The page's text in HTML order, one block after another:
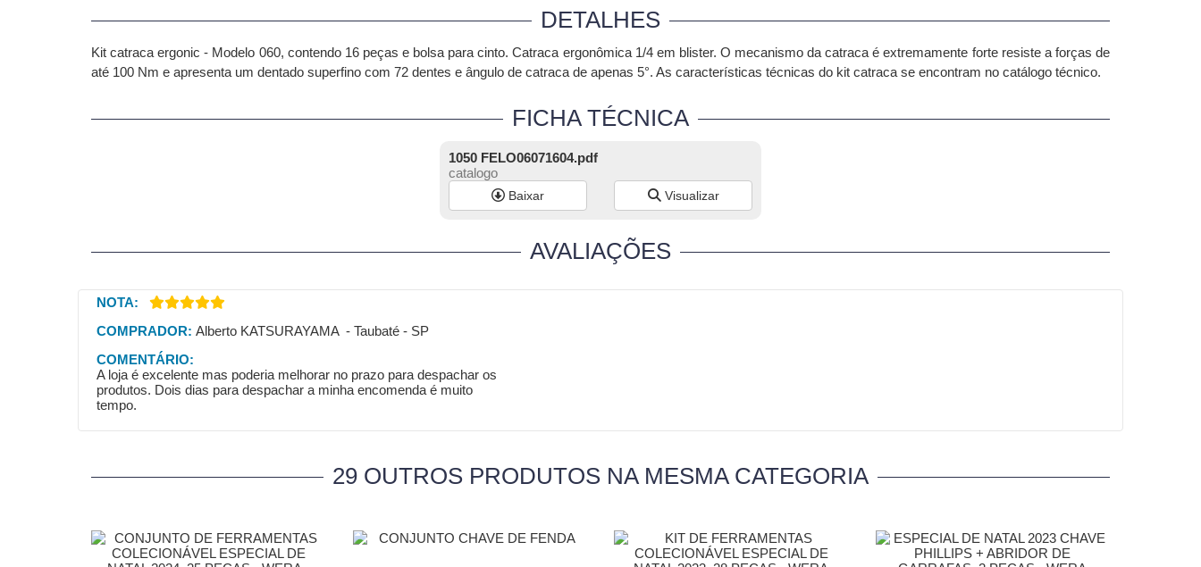
DETALHES
Kit catraca ergonic - Modelo 060, contendo 16 peças e bolsa para cinto. Catraca ergonômica 1/4 em blister. O mecanismo da catraca é extremamente forte resiste a forças de
até 100 Nm e apresenta um dentado superfino com 72 dentes e ângulo de catraca de apenas 5°. As características técnicas do kit catraca se encontram no catálogo técnico.
FICHA TÉCNICA
1050 FELO06071604.pdf
catalogo
Baixar Visualizar
AVALIAÇÕES
NOTA:
COMPRADOR: Alberto KATSURAYAMA - Taubaté - SP
COMENTÁRIO:
A loja é excelente mas poderia melhorar no prazo para despachar os
produtos. Dois dias para despachar a minha encomenda é muito
tempo.
29 OUTROS PRODUTOS NA MESMA CATEGORIA